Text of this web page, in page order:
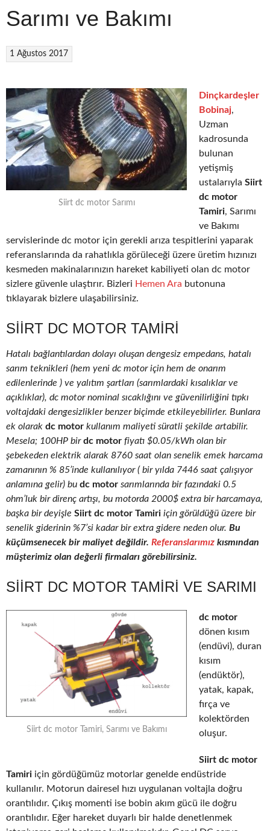
Sarımı ve Bakımı
1 Ağustos 2017
Siirt dc motor Sarımı
Dinçkardeşler
Bobinaj,
Uzman
kadrosunda
bulunan
yetişmiş
ustalarıyla Siirt
dc motor
Tamiri, Sarımı
ve Bakımı
servislerinde dc motor için gerekli arıza tespitlerini yaparak
referanslarında da rahatlıkla görüleceği üzere üretim hızınızı
kesmeden makinalarınızın hareket kabiliyeti olan dc motor
sizlere güvenle ulaştırır. Bizleri Hemen Ara butonuna
tıklayarak bizlere ulaşabilirsiniz.
SIIRT DC MOTOR TAMIRI
Hatalı bağlantılardan dolayı oluşan dengesiz empedans, hatalı
sarım teknikleri (hem yeni dc motor için hem de onarım
edilenlerinde ) ve yalıtım şartları (sarımlardaki kısalıklar ve
açıklıklar), dc motor nominal sıcaklığını ve güvenilirliğini tıpkı
voltajdaki dengesizlikler benzer biçimde etkileyebilirler. Bunlara
ek olarak dc motor kullanım maliyeti süratli şekilde artabilir.
Mesela; 100HP birdc motor fiyatı $0.05/kWh olan bir
şebekeden elektrik alarak 8760 saat olan senelik emek harcama
zamanının % 85’inde kullanılıyor ( bir yılda 7446 saat çalışıyor
anlamına gelir) bu dc motor sarımlarında bir fazındaki 0.5
ohm’luk bir direnç artışı, bu motorda 2000$ extra bir harcamaya,
başka bir deyişle Siirt dc motor Tamiri için görüldüğü üzere bir
senelik giderinin %7’si kadar bir extra gidere neden olur. Bu
küçümsenecek bir maliyet değildir. Referanslarımız kısmından
müşterimiz olan değerli firmaları görebilirsiniz.
SIIRT DC MOTOR TAMIRI VE SARIMI
Siirt dc motor Tamiri, Sarımı ve Bakımı
dc motor
dönen kısım
(endüvi), duran
kısım
(endüktör),
yatak, kapak,
fırça ve
kolektörden
oluşur.
Siirt dc motor
Tamiri için gördüğümüz motorlar genelde endüstride
kullanılır. Motorun dairesel hızı uygulanan voltajla doğru
orantılıdır. Çıkış momenti ise bobin akım gücü ile doğru
orantılıdır. Eğer hareket duyarlı bir halde denetlenmek